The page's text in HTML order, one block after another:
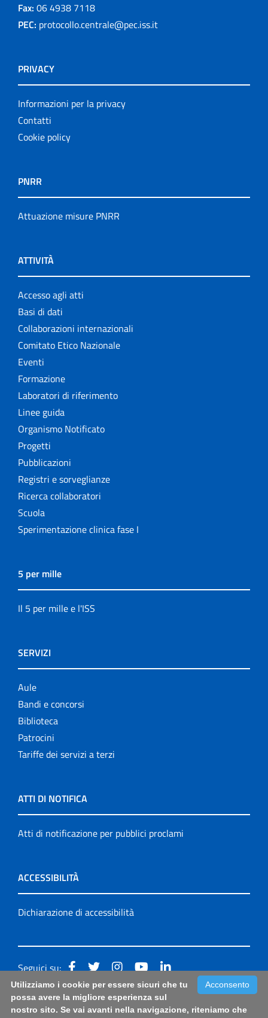
Fax: 06 4938 7118
PEC: protocollo.centrale@pec.iss.it
PRIVACY
Informazioni per la privacy
Contatti
Cookie policy
PNRR
Attuazione misure PNRR
ATTIVITÀ
Accesso agli atti
Basi di dati
Collaborazioni internazionali
Comitato Etico Nazionale
Eventi
Formazione
Laboratori di riferimento
Linee guida
Organismo Notificato
Progetti
Pubblicazioni
Registri e sorveglianze
Ricerca collaboratori
Scuola
Sperimentazione clinica fase I
5 per mille
Il 5 per mille e l'ISS
SERVIZI
Aule
Bandi e concorsi
Biblioteca
Patrocini
Tariffe dei servizi a terzi
ATTI DI NOTIFICA
Atti di notificazione per pubblici proclami
ACCESSIBILITÀ
Dichiarazione di accessibilità
Seguici su:
Accessibilità: form di segnalazione di prima istanza per
questa pagina|Note Legali | Sitemap
Acconsento
Utilizziamo i cookie per essere sicuri che tu
possa avere la migliore esperienza sul
nostro sito. Se vai avanti nella navigazione, riteniamo che